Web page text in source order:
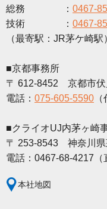
総務 ： 0467-
技術 ： 0467-
（最寄駅：JR茅ケ崎駅
■京都事務所
〒 612-8452 京都市
電話： 075-605-5590
■クライオUJ内茅ヶ崎
〒 253-8543 神奈川県
電話：0467-68-4217（
本社地図